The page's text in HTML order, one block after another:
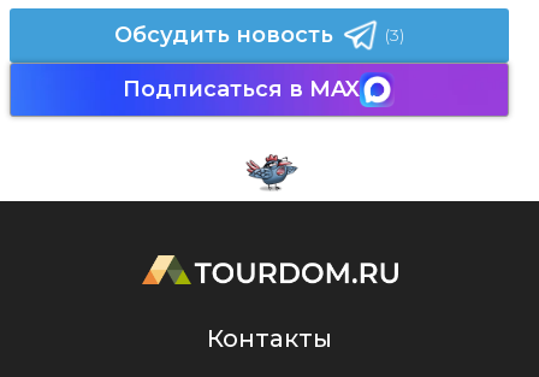
Обсудить новость (3)
Подписаться в MAX
Контакты